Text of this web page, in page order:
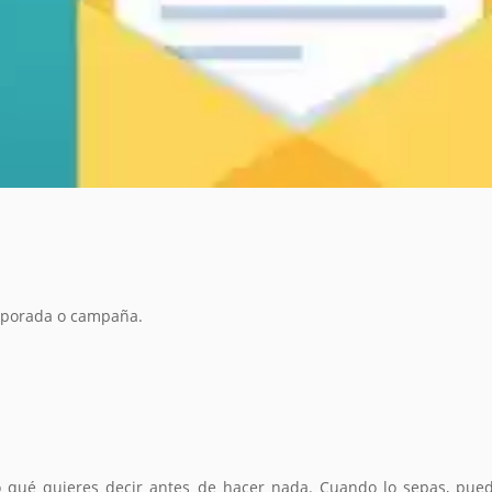
o campaña.
quieres decir antes de hacer nada. Cuando lo sepas,